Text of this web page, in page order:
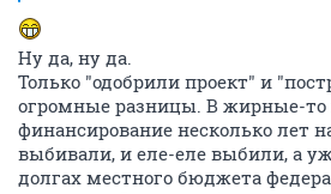
Ну да, ну да.
Только "одобрили проект" и
огромные разницы. В жирные-то
финансирование несколько лет
выбивали, и еле-еле выбили, а
долгах местного бюджета